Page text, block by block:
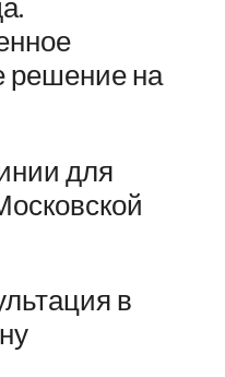
решение на
для
в